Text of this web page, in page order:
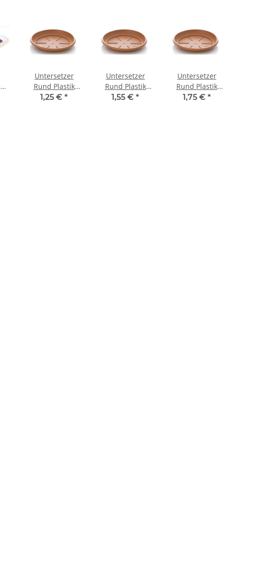
Untersetzer
Rund Plastik
Siena terra,
1,25 € *
Untersetzer
Rund Plastik
Siena terra,
1,55 € *
Untersetzer
Rund Plastik
Siena, terra,
1,75 € *